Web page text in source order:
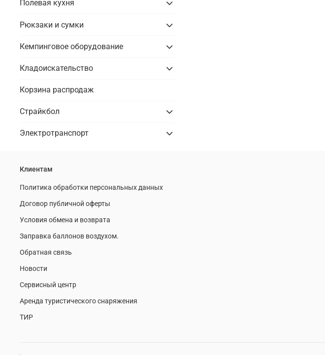
Полевая кухня
Рюкзаки и сумки
Кемпинговое оборудование
Кладоискательство
Корзина распродаж
Страйкбол
Электротранспорт
Клиентам
Политика обработки персональных данных
Договор публичной оферты
Условия обмена и возврата
Заправка баллонов воздухом.
Обратная связь
Новости
Сервисный центр
Аренда туристического снаряжения
ТИР